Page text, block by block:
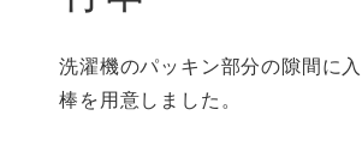
洗濯機のパッキン部分の隙間に
棒を用意しました。